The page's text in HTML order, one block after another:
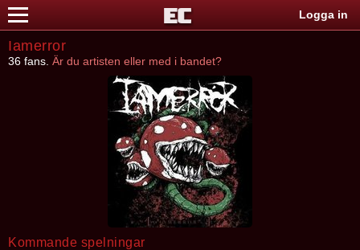
Logga in
Iamerror
36 fans. Är du artisten eller med i bandet?
Kommande spelningar